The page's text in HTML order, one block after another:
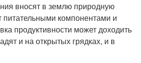
вносят в землю природную
компонентами и
продуктивности может доходить
и на открытых грядках, и в